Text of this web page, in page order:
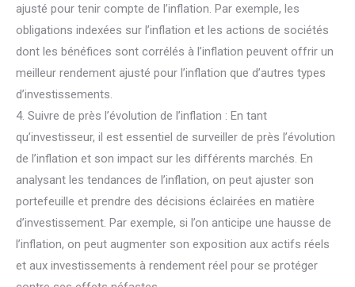
ajusté pour tenir compte de l’inflation. Par exemple, les
obligations indexées sur l’inflation et les actions de sociétés
dont les bénéfices sont corrélés à l’inflation peuvent offrir un
meilleur rendement ajusté pour l’inflation que d’autres types
d’investissements.
4. Suivre de près l’évolution de l’inflation : En tant
qu’investisseur, il est essentiel de surveiller de près l’évolution
de l’inflation et son impact sur les différents marchés. En
analysant les tendances de l’inflation, on peut ajuster son
portefeuille et prendre des décisions éclairées en matière
d’investissement. Par exemple, si l’on anticipe une hausse de
l’inflation, on peut augmenter son exposition aux actifs réels
et aux investissements à rendement réel pour se protéger